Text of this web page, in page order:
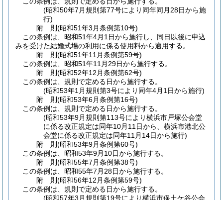
(昭和50年7月規則第77号により同年同月28日から施
行)
附 則(昭和51年3月条例第10号)
この条例は、昭和51年4月1日から施行し、同日以後に申込
みを受けた結婚式場の利用に係る使用料から適用する。
附 則(昭和51年11月条例第59号)
この条例は、昭和51年11月29日から施行する。
附 則(昭和52年12月条例第62号)
この条例は、規則で定める日から施行する。
(昭和53年1月規則第3号により同年4月1日から施行)
附 則(昭和53年6月条例第16号)
この条例は、規則で定める日から施行する。
(昭和53年9月規則第113号により横浜市戸塚公会堂
に係る改正規定は同年10月11日から、横浜市港北公
会堂に係る改正規定は同年11月14日から施行)
附 則(昭和53年9月条例第60号)
この条例は、昭和53年9月10日から施行する。
附 則(昭和55年7月条例第38号)
この条例は、昭和55年7月28日から施行する。
附 則(昭和56年12月条例第59号)
この条例は、規則で定める日から施行する。
(昭和57年3月規則第19号により横浜市保土ケ谷公会